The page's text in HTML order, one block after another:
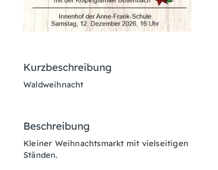
Kurzbeschreibung
Waldweihnacht
Beschreibung
Kleiner Weihnachtsmarkt mit vielseitigen
Ständen.